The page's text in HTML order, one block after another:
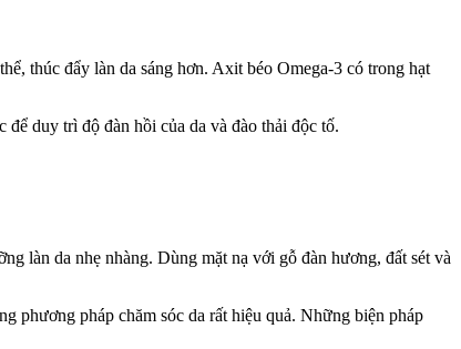
thúc đẩy làn da sáng hơn. Axit béo Omega-3 có trong hạt
duy trì độ đàn hồi của da và đào thải độc tố.
làn da nhẹ nhàng. Dùng mặt nạ với gỗ đàn hương, đất sét và
phương pháp chăm sóc da rất hiệu quả. Những biện pháp